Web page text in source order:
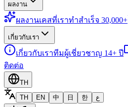
ผลงาน
ผลงานเคสที่เราทำสำเร็จ 30,000+
เกี่ยวกับเรา
เกี่ยวกับเราทีมผู้เชี่ยวชาญ 14+ ปี
ติดต่อ
TH
TH
EN 中 日 한 ع